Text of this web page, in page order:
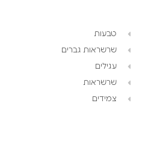
טבעות
שרשראות גברים
עגילים
שרשראות
צמידים